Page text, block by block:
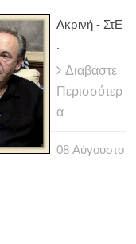
Ακρινή - ΣτΕ
.
Διαβάστε
Περισσότερ
α
08 Αύγουστο